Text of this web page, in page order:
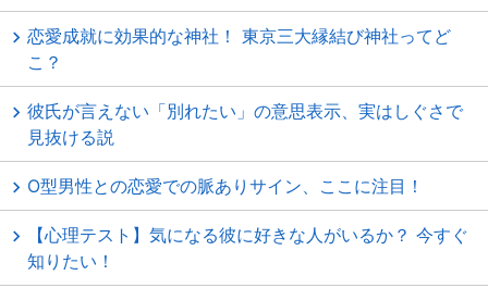
恋愛成就に効果的な神社！ 東京三大縁結び神社ってど
こ？
彼氏が言えない「別れたい」の意思表示、実はしぐさで
見抜ける説
O型男性との恋愛での脈ありサイン、ここに注目！
【心理テスト】気になる彼に好きな人がいるか？ 今すぐ
知りたい！